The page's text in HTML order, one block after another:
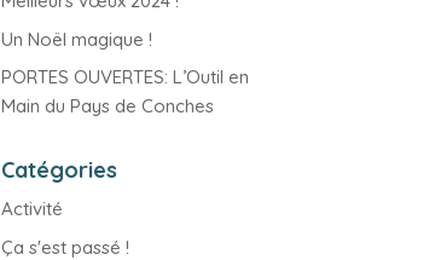
Un Noël magique !
PORTES OUVERTES: L’Outil en
Main du Pays de Conches
Catégories
Activité
Ça s'est passé !